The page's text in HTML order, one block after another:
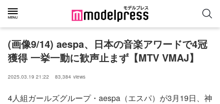
(画像9/14) aespa、日本の音楽アワードで4冠
獲得 一挙一動に歓声止まず【MTV VMAJ】
2025.03.19 21:22 83,384 views
4人組ガールズグループ・aespa（エスパ）が3月19日、神